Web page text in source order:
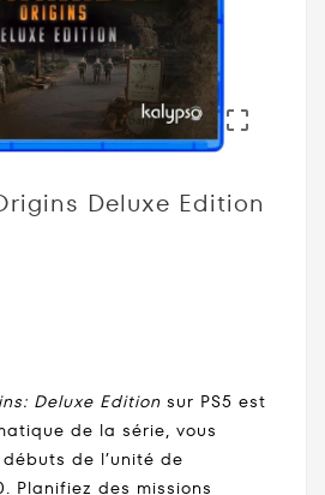

Deluxe Edition
Deluxe Edition sur PS5 est
de la série, vous
de l’unité de
Planifiez des missions